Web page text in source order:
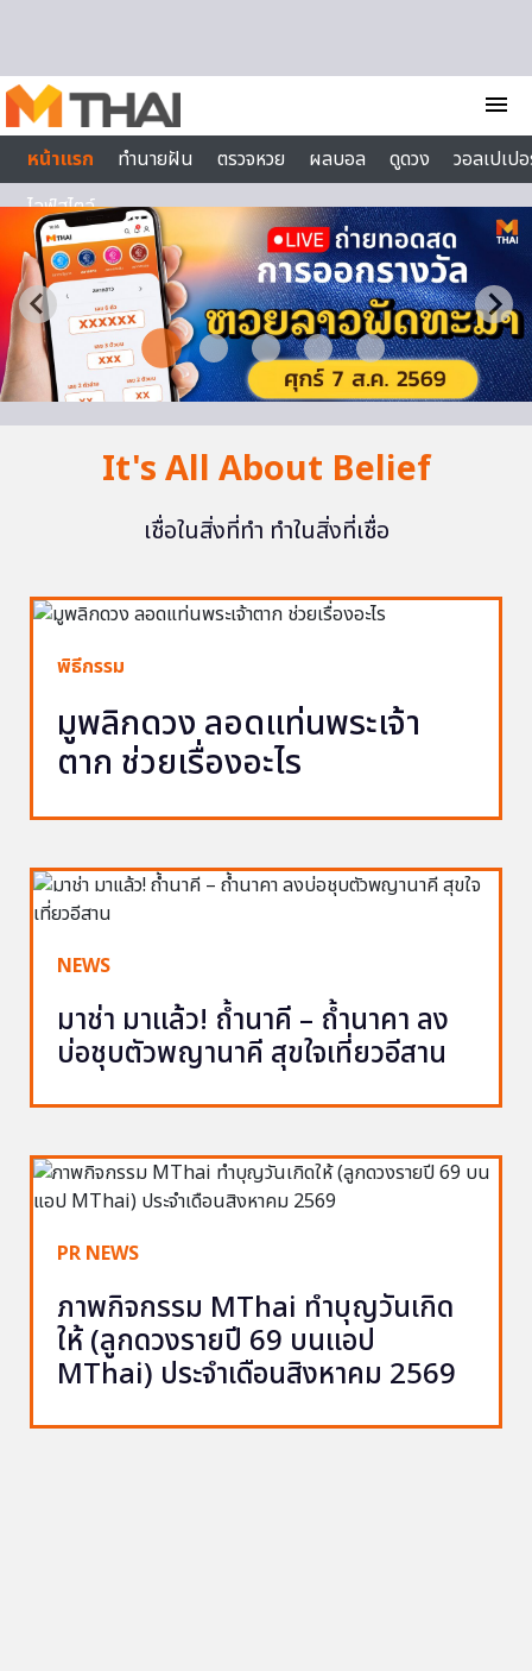
menu
หน้าแรก
ทำนายฝัน ตรวจหวย ผลบอล ดูดวง
วอลเปเป
ไลฟ์สไตล์
It's All About Belief
เชื่อในสิ่งที่ทำ ทำในสิ่งที่เชื่อ
พิธีกรรม
มูพลิกดวง ลอดแท่นพระเจ้า
ตาก ช่วยเรื่องอะไร
NEWS
มาช่า มาแล้ว! ถ้ำนาคี – ถ้ำนาคา ลง
บ่อชุบตัวพญานาคี สุขใจเที่ยวอีสาน
PR NEWS
ภาพกิจกรรม MThai ทำบุญวันเกิด
ให้ (ลูกดวงรายปี 69 บนแอป
MThai) ประจำเดือนสิงหาคม 2569